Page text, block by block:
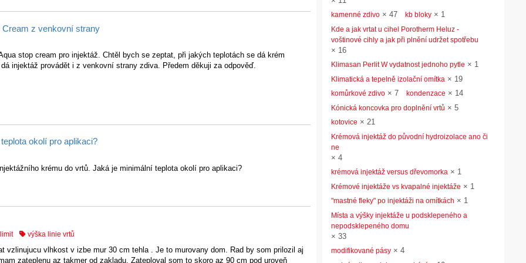
Cream z venkovní strany
stop cream pro injektáž. Chtěl bych se zeptat, při jakých teplotách se dá krém
injektáž provádět i z venkovní strany zdiva. Předem děkuji za odpověď.
okolí pro aplikaci?
krému do vrtů. Jaká je minimální teplota okolí pro aplikaci?
výška linie vrtů
vzlinujucu vlhkost v izbe mur 30 cm tehla . Je to murovany dom. Rad by som prilozil aj
zateplenu az takmer od zakladu. Zateploval som to skoro az 90 cm pod uroveň
kamenné zdivo × 47 kb bloky × 1
Kde a jak vrtat u cihel Porotherm Heluz -
voštinové cihly a jak při plnění udržet spotřebu
× 16
Klimasan Perlit W vydatnost jednoho pytle × 1
Klimatická a tepelně izolační omítka × 19
komůrkové zdivo × 7 kondenzace × 14
Kónická koncovka pro doplnění vrtů × 5
kotovice × 21
Krémová injektáž do původní hydroizolace ano či
ne
× 4
krémová injektáž versus dřevomorka × 1
Krémové injektáže vs kvapalné injektáže × 1
"mastné fleky" po injektáži na omítkách × 1
Místa a výšky injektáže u podsklepeného a
nepodsklepeného domu
× 33
modifikované pásy × 4